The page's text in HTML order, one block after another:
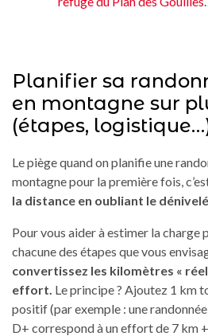
Planifier sa
en montagne sur
(étapes,
Le piège quand on planifie une
montagne pour la première fois,
la distance en oubliant le
Pour vous aider à estimer la charge
chacune des étapes que vous
convertissez les kilomètres «
effort. Le principe ? Ajoutez 1 km
positif (par exemple : une
D+ correspond à un effort de 7 km